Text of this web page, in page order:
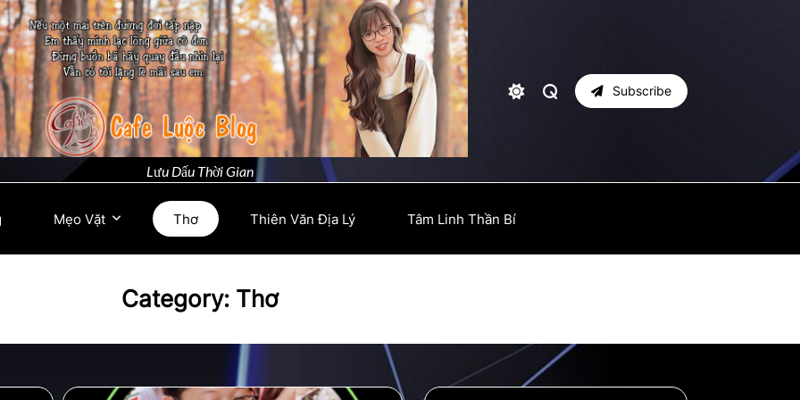
Lưu Dấu Thời Gian
Subscribe
Mẹo Vặt Thơ Thiên Văn Địa Lý Tâm Linh Thần Bí
Category: Thơ